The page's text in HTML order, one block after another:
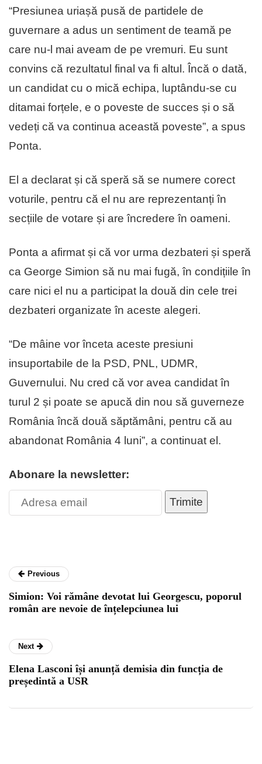
“Presiunea uriașă pusă de partidele de
guvernare a adus un sentiment de teamă pe
care nu-l mai aveam de pe vremuri. Eu sunt
convins că rezultatul final va fi altul. Încă o dată,
un candidat cu o mică echipa, luptându-se cu
ditamai forțele, e o poveste de succes și o să
vedeți că va continua această poveste”, a spus
Ponta.
El a declarat și că speră să se numere corect
voturile, pentru că el nu are reprezentanți în
secțiile de votare și are încredere în oameni.
Ponta a afirmat și că vor urma dezbateri și speră
ca George Simion să nu mai fugă, în condițiile în
care nici el nu a participat la două din cele trei
dezbateri organizate în aceste alegeri.
“De mâine vor înceta aceste presiuni
insuportabile de la PSD, PNL, UDMR,
Guvernului. Nu cred că vor avea candidat în
turul 2 și poate se apucă din nou să guverneze
România încă două săptămâni, pentru că au
abandonat România 4 luni”, a continuat el.
Abonare la newsletter:
Trimite
Previous
Simion: Voi rămâne devotat lui Georgescu, poporul
român are nevoie de înțelepciunea lui
Next
Elena Lasconi își anunță demisia din funcția de
președintă a USR